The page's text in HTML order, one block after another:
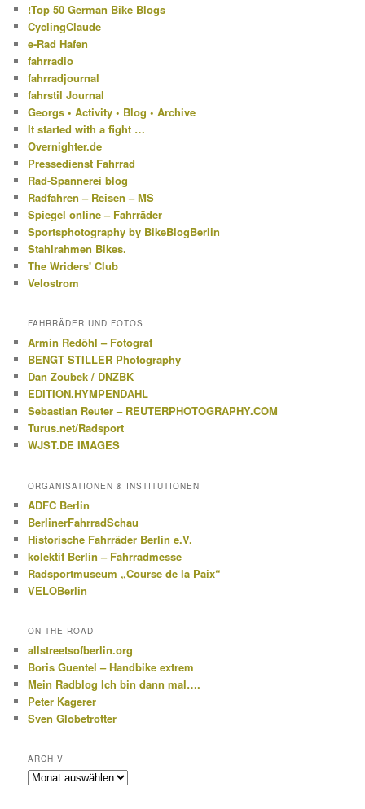
!Top 50 German Bike Blogs
CyclingClaude
e-Rad Hafen
fahrradio
fahrradjournal
fahrstil Journal
Georgs • Activity • Blog • Archive
It started with a fight …
Overnighter.de
Pressedienst Fahrrad
Rad-Spannerei blog
Radfahren – Reisen – MS
Spiegel online – Fahrräder
Sportsphotography by BikeBlogBerlin
Stahlrahmen Bikes.
The Wriders' Club
Velostrom
FAHRRÄDER UND FOTOS
Armin Redöhl – Fotograf
BENGT STILLER Photography
Dan Zoubek / DNZBK
EDITION.HYMPENDAHL
Sebastian Reuter – REUTERPHOTOGRAPHY.COM
Turus.net/Radsport
WJST.DE IMAGES
ORGANISATIONEN & INSTITUTIONEN
ADFC Berlin
BerlinerFahrradSchau
Historische Fahrräder Berlin e.V.
kolektif Berlin – Fahrradmesse
Radsportmuseum „Course de la Paix“
VELOBerlin
ON THE ROAD
allstreetsofberlin.org
Boris Guentel – Handbike extrem
Mein Radblog Ich bin dann mal….
Peter Kagerer
Sven Globetrotter
ARCHIV
Archiv